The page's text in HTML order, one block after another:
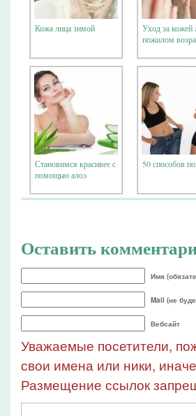
Кожа лица зимой
Уход за кожей
пожилом
Становимся красивее с
помощью алоэ
50 способов
Оставить
Имя
Mail (не
Вебсайт
Уважаемые посетители,
свои имена или ники,
Размещение ссылок